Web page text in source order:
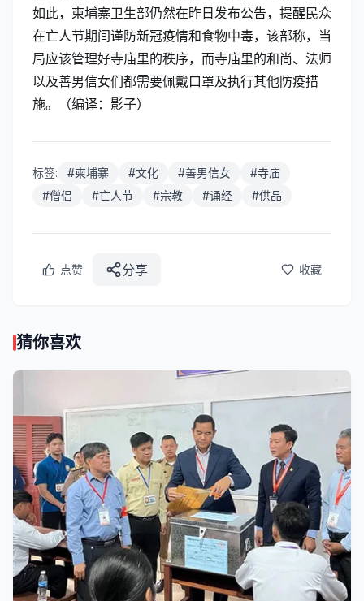
如此，柬埔寨卫生部仍然在昨日发布公告，提醒民众
在亡人节期间谨防新冠疫情和食物中毒，该部称，当
局应该管理好寺庙里的秩序，而寺庙里的和尚、法师
以及善男信女们都需要佩戴口罩及执行其他防疫措
施。（编译：影子）
标签: #柬埔寨 #文化 #善男信女 #寺庙
#僧侣 #亡人节 #宗教 #诵经 #供品
点赞 分享 收藏
猜你喜欢